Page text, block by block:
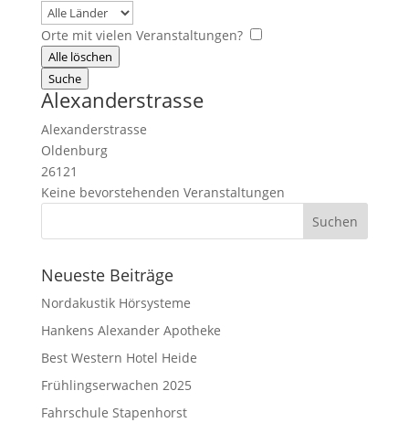
Land
Orte mit vielen Veranstaltungen?
Alle löschen
Suche
Alexanderstrasse
Alexanderstrasse
Oldenburg
26121
Keine bevorstehenden Veranstaltungen
Neueste Beiträge
Nordakustik Hörsysteme
Hankens Alexander Apotheke
Best Western Hotel Heide
Frühlingserwachen 2025
Fahrschule Stapenhorst